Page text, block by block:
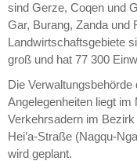
sind Gerze, Coqen und
Gar, Burang, Zanda und
Landwirtschaftsgebiete
groß und hat 77 300
Die
Angelegenheiten liegt
Verkehrsadern im
Hei’a-Straße (Nagqu-
wird geplant.